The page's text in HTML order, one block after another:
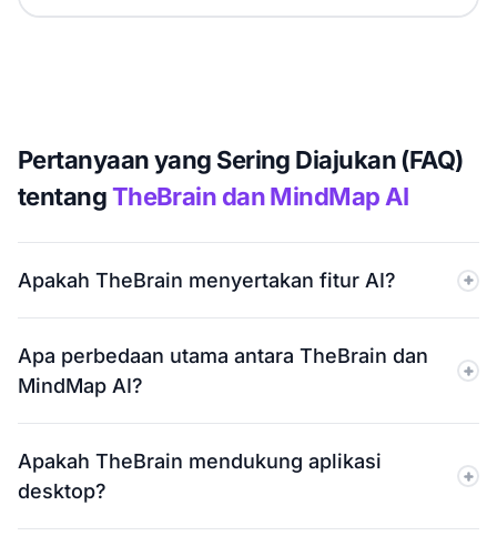
Pertanyaan yang Sering Diajukan (FAQ)
tentangTheBrain dan MindMap AI
Apakah TheBrain menyertakan fitur AI?
AI, dan perluasan node sekali klik. Riwayat obrolan AI
juga didukung.
Apa perbedaan utama antara TheBrain dan
MindMap AI?
yang terhubung dan alat AI berbasis perintah.
MindMap AI berfokus pada brainstorming AI langsung
dengan asisten AI yang berkelanjutan.
Apakah TheBrain mendukung aplikasi
desktop?